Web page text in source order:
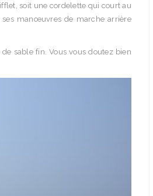
soit une cordelette qui court au
manœuvres de marche arrière
sable fin. Vous vous doutez bien